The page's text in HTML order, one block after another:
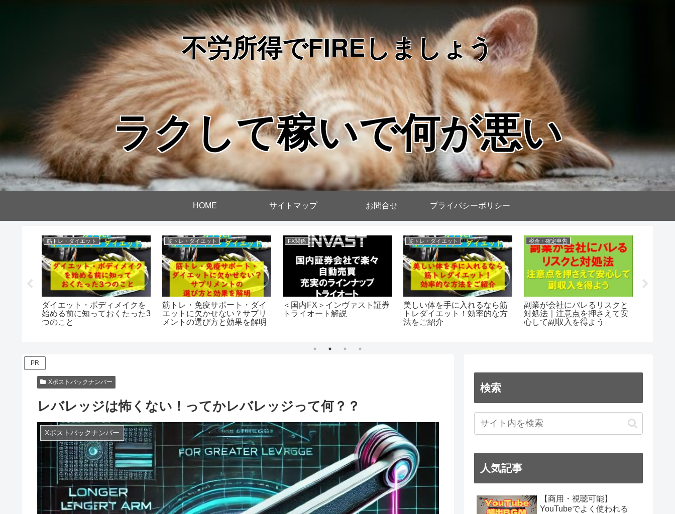
不労所得でFIREしましょう
ラクして稼いで何が悪い
HOME サイトマップ お問合せ プライバシーポリシー
筋トレ・ダイエット
ダイエット・ボディメイクを
始める前に知っておくたった3
つのこと
筋トレ・ダイエット
筋トレ・免疫サポート・ダイ
エットに欠かせない？サプリ
メントの選び方と効果を解明
FX関係
＜国内FX＞インヴァスト証券
トライオート解説
筋トレ・ダイエット
美しい体を手に入れるなら筋
トレダイエット！効率的な方
法をご紹介
税金・確定申告
副業が会社にバレるリスクと
対処法｜注意点を押さえて安
心して副収入を得よう
PR
Xポストバックナンバー
レバレッジは怖くない！ってかレバレッジって何？？
Xポストバックナンバー
検索
人気記事
【商用・視聴可能】
YouTubeでよく使われる